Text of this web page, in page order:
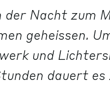
Nacht zum
geheissen.
und
dauert es